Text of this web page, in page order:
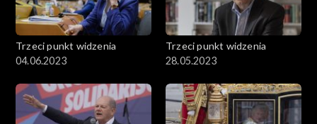
Trzeci punkt widzenia
04.06.2023
Trzeci punkt widzenia
28.05.2023